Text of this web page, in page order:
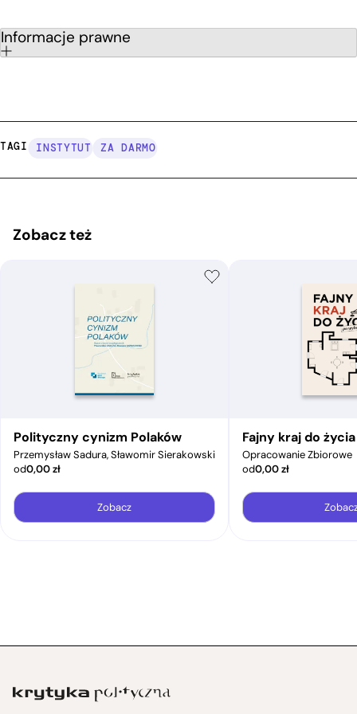
Informacje prawne
TAGI: INSTYTUT ZA DARMO
Zobacz też
Polityczny cynizm Polaków
Przemysław Sadura, Sławomir Sierakowski
od0,00zł
Zobacz
Fajny kraj do
Opracowanie Zbiorowe
od0,00zł